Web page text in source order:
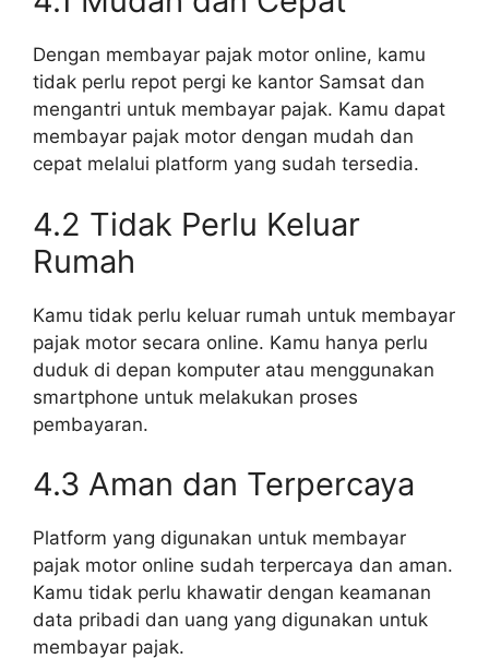
Dengan membayar pajak motor online, kamu
tidak perlu repot pergi ke kantor Samsat dan
mengantri untuk membayar pajak. Kamu dapat
membayar pajak motor dengan mudah dan
cepat melalui platform yang sudah tersedia.
4.2 Tidak Perlu Keluar
Rumah
Kamu tidak perlu keluar rumah untuk membayar
pajak motor secara online. Kamu hanya perlu
duduk di depan komputer atau menggunakan
smartphone untuk melakukan proses
pembayaran.
4.3 Aman dan Terpercaya
Platform yang digunakan untuk membayar
pajak motor online sudah terpercaya dan aman.
Kamu tidak perlu khawatir dengan keamanan
data pribadi dan uang yang digunakan untuk
membayar pajak.